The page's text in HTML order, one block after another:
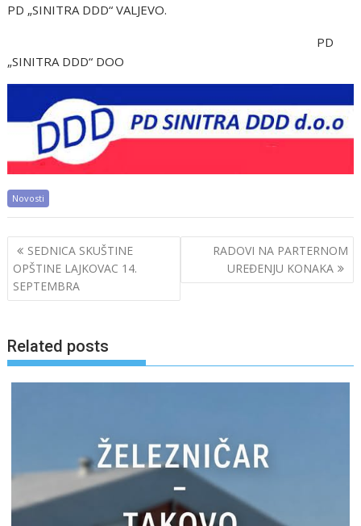
PD „SINITRA DDD“ VALJEVO.
PD
„SINITRA DDD“ DOO
Novosti
Post
navigation
SEDNICA SKUŠTINE
OPŠTINE LAJKOVAC 14.
SEPTEMBRA
RADOVI NA PARTERNOM
UREĐENJU KONAKA
Related posts